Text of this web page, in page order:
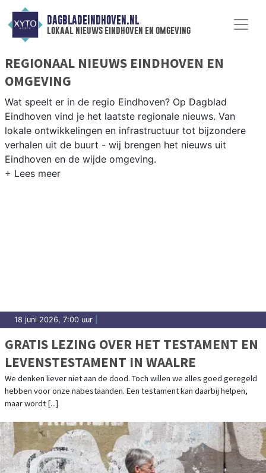
DAGBLADEINDHOVEN.NL
lokaal nieuws eindhoven en omgeving
REGIONAAL NIEUWS EINDHOVEN EN
OMGEVING
Wat speelt er in de regio Eindhoven? Op Dagblad
Eindhoven vind je het laatste regionale nieuws. Van
lokale ontwikkelingen en infrastructuur tot bijzondere
verhalen uit de buurt - wij brengen het nieuws uit
Eindhoven en de wijde omgeving.
18 juni 2026, 7:00 uur
GRATIS LEZING OVER HET TESTAMENT EN
LEVENSTESTAMENT IN WAALRE
We denken liever niet aan de dood. Toch willen we alles goed geregeld
hebben voor onze nabestaanden. Een testament kan daarbij helpen,
maar wordt [...]